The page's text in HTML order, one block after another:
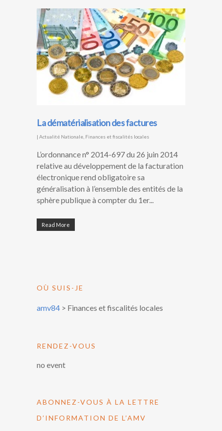
La dématérialisation des factures
| Actualité Nationale Finances et fiscalités locales
L’ordonnance n° 2014-697 du 26 juin 2014
relative au développement de la facturation
électronique rend obligatoire sa
généralisation à l’ensemble des entités de la
sphère publique à compter du 1er...
Read More
OÙ SUIS-JE
amv84 > Finances et fiscalités locales
RENDEZ-VOUS
no event
ABONNEZ-VOUS À LA LETTRE
D’INFORMATION DE L’AMV